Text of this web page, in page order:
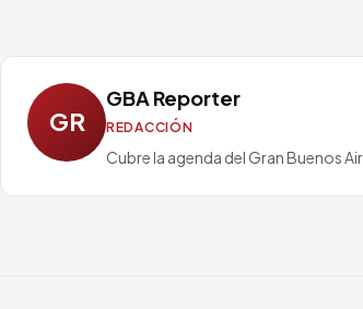
GR
GBA Reporter
REDACCIÓN
Cubre la agenda del Gran Buenos